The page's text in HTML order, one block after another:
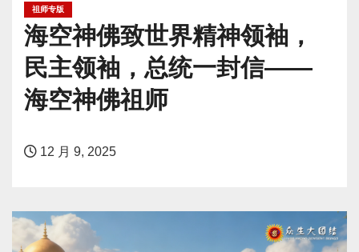
祖师专版
海空神佛致世界精神领袖，
民主领袖，总统一封信——
海空神佛祖师
12 月 9, 2025